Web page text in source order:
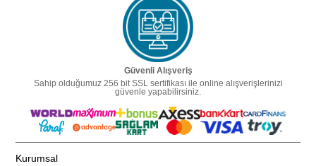
Güvenli Alışveriş
Sahip olduğumuz 256 bit SSL sertifikası ile online alışverişlerinizi
güvenle yapabilirsiniz.
Kurumsal